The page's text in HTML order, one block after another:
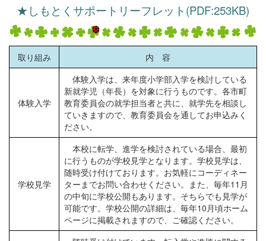
★しもとくサポートリーフレット(PDF:253KB)
取り組み 内 容
体験入学
体験入学は、来年度小学部入学を検討している
新就学児（年長）を対象に行うものです。各市町
教育委員会の就学担当者と共に、就学先を相談し
ていきますので、教育委員会を通してお申込みく
ださい。
学校見学
本校に転学、進学を検討されている場合、最初
に行うものが学校見学となります。学校見学は、
随時受け付けております。お気軽にコーディネー
ターまでお問い合わせください。また、毎年11月
の中旬に学校公開もあります。そちらでも見学が
可能です。学校公開の詳細は、毎年10月頃ホーム
ページに掲載されますので、ご確認ください。